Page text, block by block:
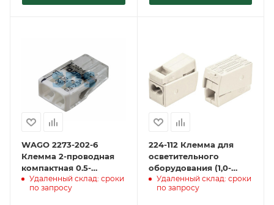
WAGO 2273-202-6
Клемма 2-проводная
компактная 0.5-
2.5мм.кв (1 уп. = 6шт)
Удаленный склад: сроки
по запросу
224-112 Клемма для
осветительного
оборудования (1,0-
2,5)X2/(0,5-2,5) мм²,
белая (100 шт./уп.)
Удаленный склад: сроки
по запросу